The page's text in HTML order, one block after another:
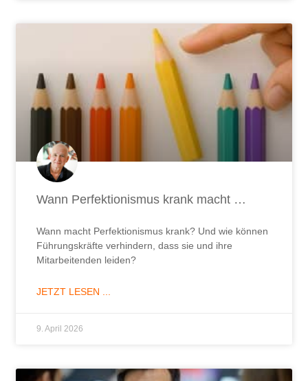
Wann Perfektionismus krank macht …
Wann macht Perfektionismus krank? Und wie können
Führungskräfte verhindern, dass sie und ihre
Mitarbeitenden leiden?
JETZT LESEN ...
9. April 2026